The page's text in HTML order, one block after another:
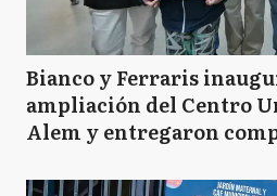
Bianco y Ferraris
ampliación del Centro
Alem y entregaron